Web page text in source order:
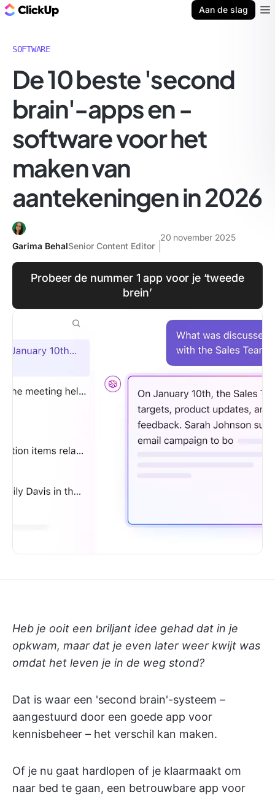
Aan de slag
SOFTWARE
De 10 beste 'second
brain'-apps en -
software voor het
maken van
aantekeningen in 2026
Garima BehalSenior Content Editor
20 november 2025
Probeer de nummer 1 app voor je ‘tweede
brein’
Heb je ooit een briljant idee gehad dat in je
opkwam, maar dat je even later weer kwijt was
omdat het leven je in de weg stond?
Dat is waar een 'second brain'-systeem –
aangestuurd door een goede app voor
kennisbeheer – het verschil kan maken.
Of je nu gaat hardlopen of je klaarmaakt om
naar bed te gaan, een betrouwbare app voor